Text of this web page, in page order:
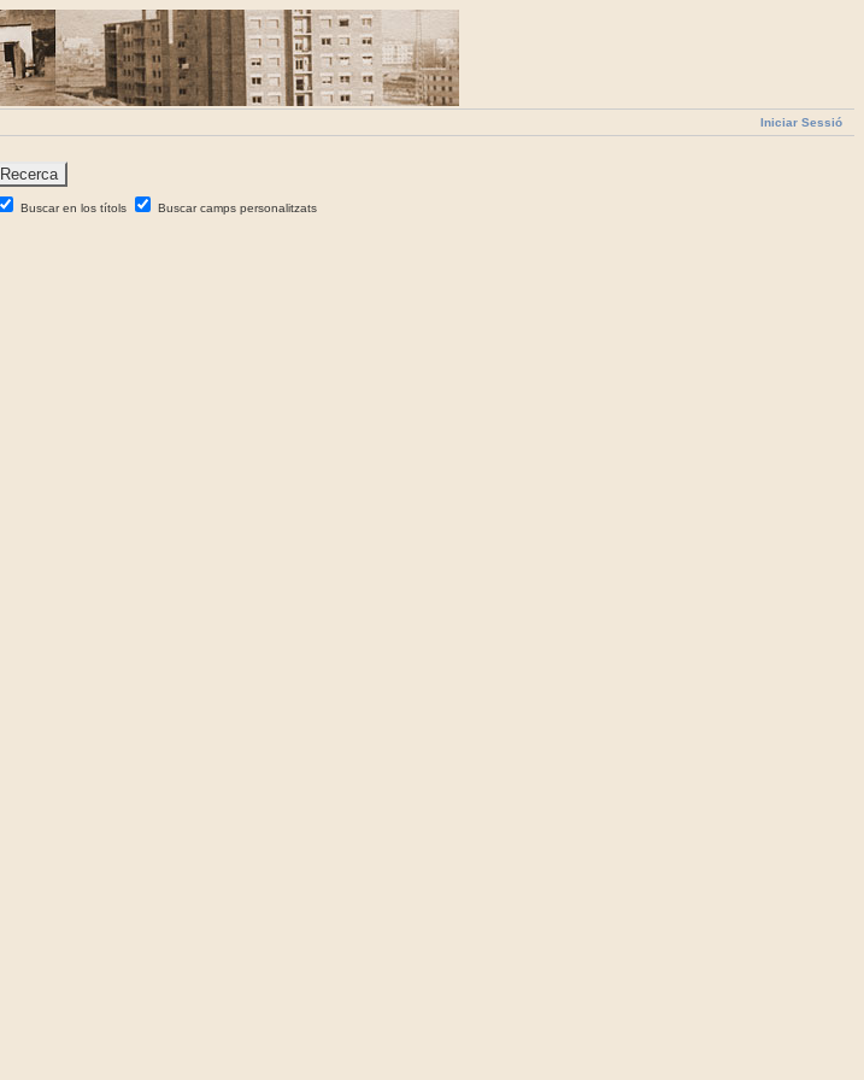
Iniciar Sessió
Buscar en los títols
Buscar camps personalitzats